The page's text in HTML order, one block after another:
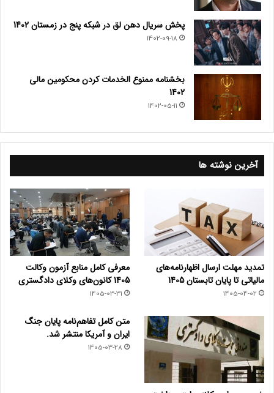
پخش سریال دهن لق در شبکه پنج در زمستان 1402
1402-09-18
بخشنامه ممنوع الخدمات کردن محکومین مالی
1402
1402-05-11
آخرین نوشته ها
تمدید مهلت ارسال اظهارنامه‌های
مالیاتی تا پایان تابستان 1405
1405-04-02
معرفی کامل منابع آزمون وکالت
1405 کانون‌های وکلای دادگستری
1405-03-31
متن کامل تفاهم‌نامه پایان جنگ
ایران و آمریکا منتشر شد.
1405-03-28